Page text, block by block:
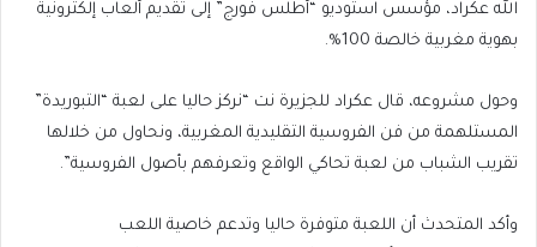
الله عكراد، مؤسس استوديو “أطلس فورج” إلى تقديم ألعاب إلكترونية
بهوية مغربية خالصة 100%.
وحول مشروعه، قال عكراد للجزيرة نت “نركز حاليا على لعبة “التبوريدة”
المستلهمة من فن الفروسية التقليدية المغربية، ونحاول من خلالها
تقريب الشباب من لعبة تحاكي الواقع وتعرفهم بأصول الفروسية”.
وأكد المتحدث أن اللعبة متوفرة حاليا وتدعم خاصية اللعب